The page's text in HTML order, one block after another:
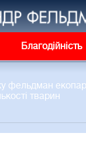
Благодійність
фельдман
тварин